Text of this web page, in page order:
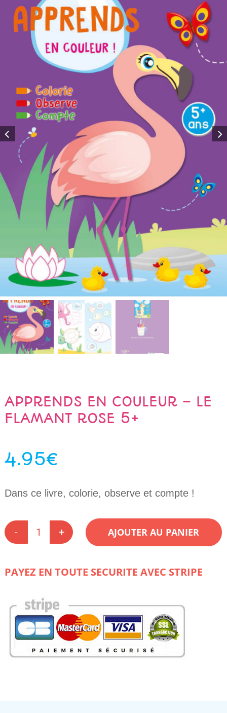
APPRENDS EN COULEUR – LE
FLAMANT ROSE 5+
4.95€
Dans ce livre, colorie, observe et compte !
quantité
de
EN
LE
FLAMANT
ROSE
5+
AJOUTER AU PANIER
PAYEZ EN TOUTE SECURITE AVEC STRIPE